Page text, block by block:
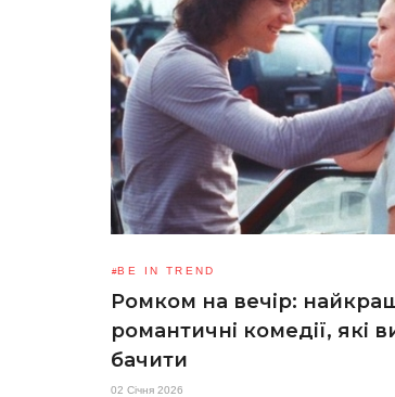
BE IN TREND
Ромком на вечір:
романтичні комедії, які
бачити
02 Січня 2026